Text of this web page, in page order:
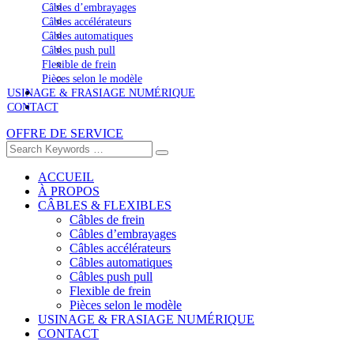
Câbles d’embrayages
Câbles accélérateurs
Câbles automatiques
Câbles push pull
Flexible de frein
Pièces selon le modèle
USINAGE & FRASIAGE NUMÉRIQUE
CONTACT
OFFRE DE SERVICE
ACCUEIL
À PROPOS
CÂBLES & FLEXIBLES
Câbles de frein
Câbles d’embrayages
Câbles accélérateurs
Câbles automatiques
Câbles push pull
Flexible de frein
Pièces selon le modèle
USINAGE & FRASIAGE NUMÉRIQUE
CONTACT